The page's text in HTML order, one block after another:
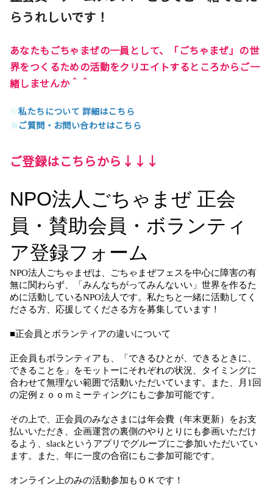
らうれしいです！
あなたもごちゃまぜの一員として、「ごちゃまぜ」の世
界をつくるための活動をクリエイトするところからご一
緒しませんか＾＾
※私たちについて 詳細はこちら
※ご質問・お問い合わせはこちら
ご登録はこちらから↓↓↓